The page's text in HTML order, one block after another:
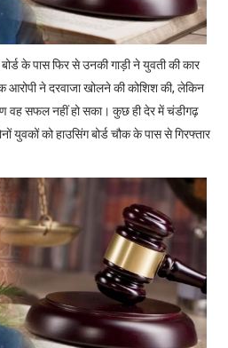
के पास फिर से उनकी गाड़ी ने युवती की कार
आरोपी ने दरवाजा खोलने की कोशिश की, लेकिन
वह सफल नहीं हो सका। कुछ ही देर में चंडीगढ़
युवकों को हाउसिंग बोर्ड चौक के पास से गिरफ्तार